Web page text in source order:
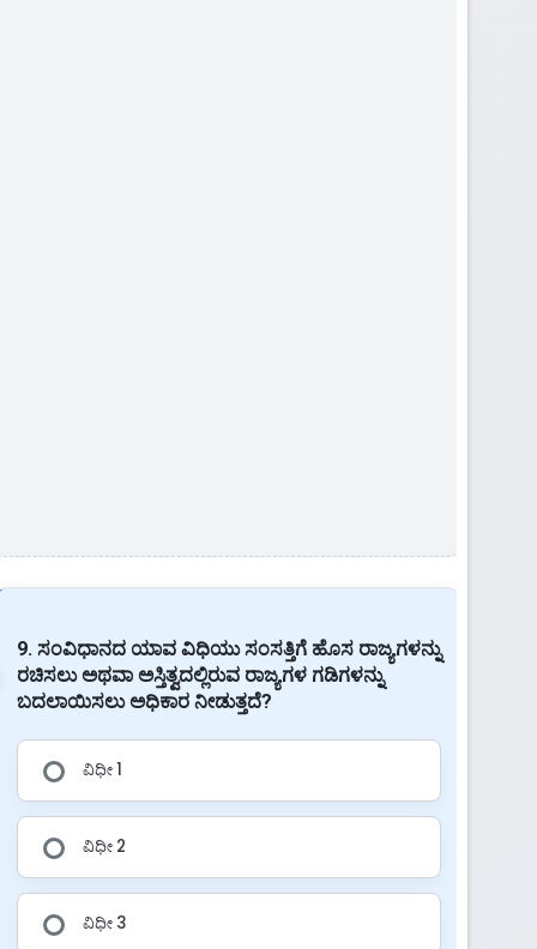
9. ಸಂವಿಧಾನದ ಯಾವ ವಿಧಿಯು ಸಂಸತ್ತಿಗೆ ಹೊಸ ರಾಜ್ಯಗಳನ್ನು
ರಚಿಸಲು ಅಥವಾ ಅಸ್ತಿತ್ವದಲ್ಲಿರುವ ರಾಜ್ಯಗಳ ಗಡಿಗಳನ್ನು
ಬದಲಾಯಿಸಲು ಅಧಿಕಾರ ನೀಡುತ್ತದೆ?
ವಿಧೀ 1
ವಿಧೀ 2
ವಿಧೀ 3